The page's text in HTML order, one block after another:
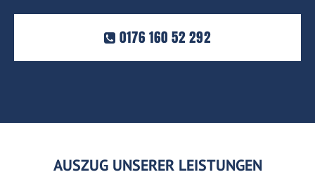
0176 160 52 292
AUSZUG UNSERER LEISTUNGEN